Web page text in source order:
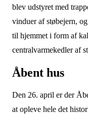
blev udstyret med
vinduer af støbejern,
til hjemmet i form af
centralvarmekedler af
Åbent hus
Den 26. april er der
at opleve hele det